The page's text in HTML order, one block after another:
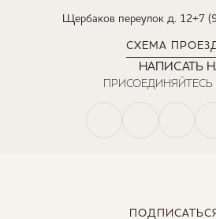
Щербаков переулок д. 12+7
СХЕМА
НАПИСАТЬ
ПРИСОЕДИНЯЙТЕСЬ